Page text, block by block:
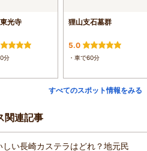
光寺
分
狸山支石墓群
5.0
・車で60分
すべてのスポット情報をみる
関連記事
しい長崎カステラはどれ？地元民